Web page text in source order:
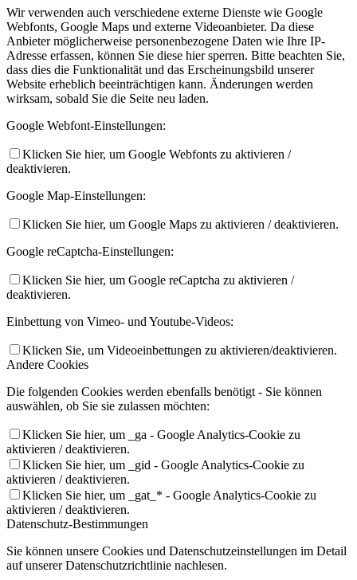
Wir verwenden auch verschiedene externe Dienste wie Google
Webfonts, Google Maps und externe Videoanbieter. Da diese
Anbieter möglicherweise personenbezogene Daten wie Ihre IP-
Adresse erfassen, können Sie diese hier sperren. Bitte beachten Sie,
dass dies die Funktionalität und das Erscheinungsbild unserer
Website erheblich beeinträchtigen kann. Änderungen werden
wirksam, sobald Sie die Seite neu laden.
Google Webfont-Einstellungen:
Klicken Sie hier, um Google Webfonts zu aktivieren /
deaktivieren.
Google Map-Einstellungen:
Klicken Sie hier, um Google Maps zu aktivieren / deaktivieren.
Google reCaptcha-Einstellungen:
Klicken Sie hier, um Google reCaptcha zu aktivieren /
deaktivieren.
Einbettung von Vimeo- und Youtube-Videos:
Klicken Sie, um Videoeinbettungen zu aktivieren/deaktivieren.
Andere Cookies
Die folgenden Cookies werden ebenfalls benötigt - Sie können
auswählen, ob Sie sie zulassen möchten:
Klicken Sie hier, um _ga - Google Analytics-Cookie zu
aktivieren / deaktivieren.
Klicken Sie hier, um _gid - Google Analytics-Cookie zu
aktivieren / deaktivieren.
Klicken Sie hier, um _gat_* - Google Analytics-Cookie zu
aktivieren / deaktivieren.
Datenschutz-Bestimmungen
Sie können unsere Cookies und Datenschutzeinstellungen im Detail
auf unserer Datenschutzrichtlinie nachlesen.